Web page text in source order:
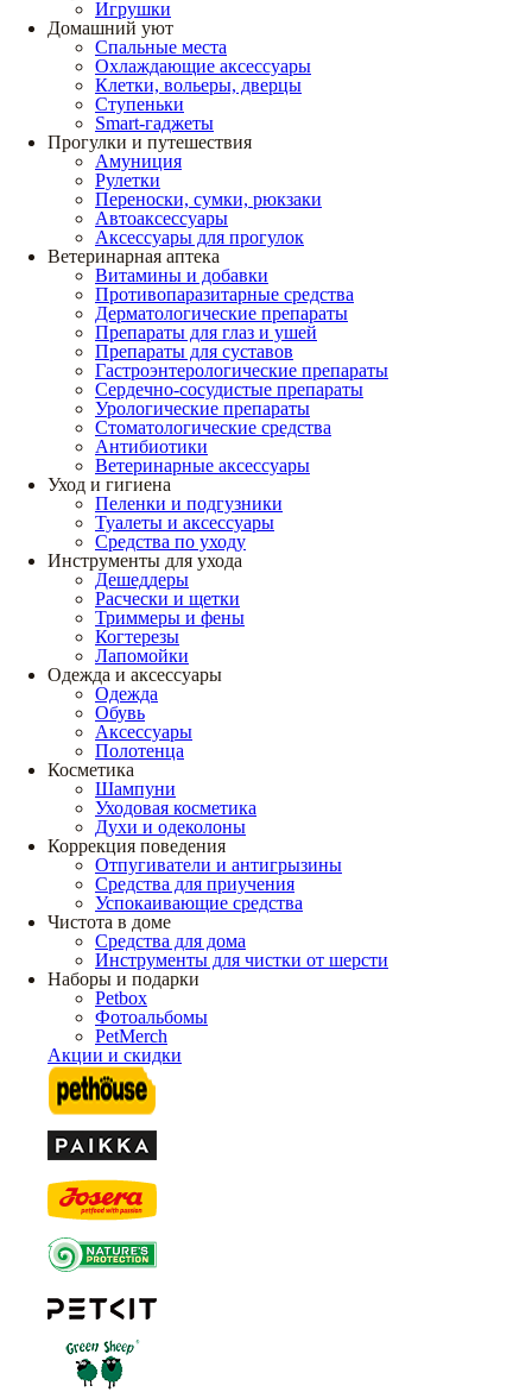
Игрушки
Домашний уют
Спальные места
Охлаждающие аксессуары
Клетки, вольеры, дверцы
Ступеньки
Smart-гаджеты
Прогулки и путешествия
Амуниция
Рулетки
Переноски, сумки, рюкзаки
Автоаксессуары
Аксессуары для прогулок
Ветеринарная аптека
Витамины и добавки
Противопаразитарные средства
Дерматологические препараты
Препараты для глаз и ушей
Препараты для суставов
Гастроэнтерологические препараты
Сердечно-сосудистые препараты
Урологические препараты
Стоматологические средства
Антибиотики
Ветеринарные аксессуары
Уход и гигиена
Пеленки и подгузники
Туалеты и аксессуары
Средства по уходу
Инструменты для ухода
Дешеддеры
Расчески и щетки
Триммеры и фены
Когтерезы
Лапомойки
Одежда и аксессуары
Одежда
Обувь
Аксессуары
Полотенца
Косметика
Шампуни
Уходовая косметика
Духи и одеколоны
Коррекция поведения
Отпугиватели и антигрызины
Средства для приучения
Успокаивающие средства
Чистота в доме
Средства для дома
Инструменты для чистки от шерсти
Наборы и подарки
Petbox
Фотоальбомы
PetMerch
Акции и скидки